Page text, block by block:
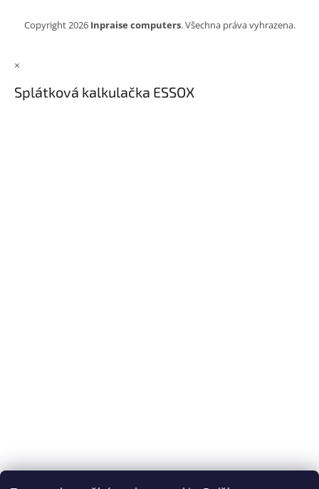
Copyright 2026 Inpraise computers. Všechna práva vyhrazena.
×
Splátková kalkulačka ESSOX